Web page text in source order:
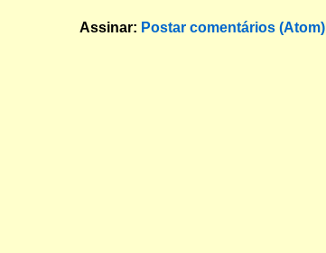
Assinar: Postar comentários (Atom)